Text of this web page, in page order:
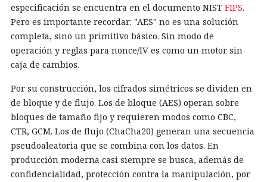
especificación se encuentra en el documento NIST FIPS.
Pero es importante recordar: "AES" no es una solución
completa, sino un primitivo básico. Sin modo de
operación y reglas para nonce/IV es como un motor sin
caja de cambios.
Por su construcción, los cifrados simétricos se dividen en
de bloque y de flujo. Los de bloque (AES) operan sobre
bloques de tamaño fijo y requieren modos como CBC,
CTR, GCM. Los de flujo (ChaCha20) generan una secuencia
pseudoaleatoria que se combina con los datos. En
producción moderna casi siempre se busca, además de
confidencialidad, protección contra la manipulación, por